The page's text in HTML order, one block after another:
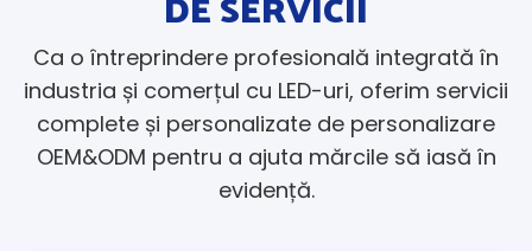
Ca o întreprindere profesională integrată în
industria și comerțul cu LED-uri, oferim servicii
complete și personalizate de personalizare
OEM&ODM pentru a ajuta mărcile să iasă în
evidență.